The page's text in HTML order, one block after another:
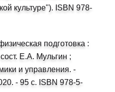
культуре"). ISBN 978-
подготовка :
Е.А. Мульгин ;
и управления. -
- 95 с. ISBN 978-5-